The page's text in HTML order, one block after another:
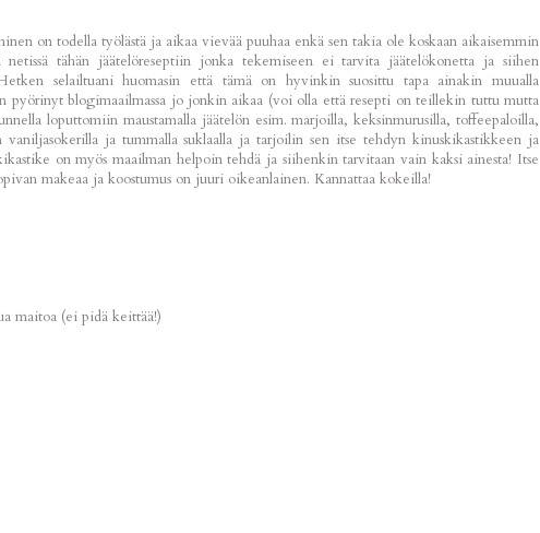
on todella työlästä ja aikaa vievää puuhaa enkä sen takia ole koskaan aikaisemmin
tähän jäätelöreseptiin jonka tekemiseen ei tarvita jäätelökonetta ja siihen
selailtuani huomasin että tämä on hyvinkin suosittu tapa ainakin muualla
pyörinyt blogimaailmassa jo jonkin aikaa (voi olla että resepti on teillekin tuttu mutta
loputtomiin maustamalla jäätelön esim. marjoilla, keksinmurusilla, toffeepaloilla,
vaniljasokerilla ja tummalla suklaalla ja tarjoilin sen itse tehdyn kinuskikastikkeen ja
on myös maailman helpoin tehdä ja siihenkin tarvitaan vain kaksi ainesta! Itse
makeaa ja koostumus on juuri oikeanlainen. Kannattaa kokeilla!
maitoa (ei pidä keittää!)